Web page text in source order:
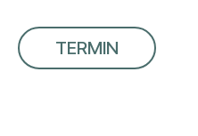
TERMIN